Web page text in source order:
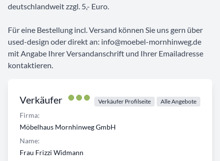
Verkäufer Verkäufer Profilseite Alle Angebote
Firma:
Möbelhaus Mornhinweg GmbH
Name:
Frau Frizzi Widmann
deutschlandweit zzgl. 5,- Euro.
Für eine Bestellung incl. Versand können Sie uns gern über
used-design oder direkt an: info@moebel-mornhinweg.de
mit Angabe Ihrer Versandanschrift und Ihrer Emailadresse
kontaktieren.